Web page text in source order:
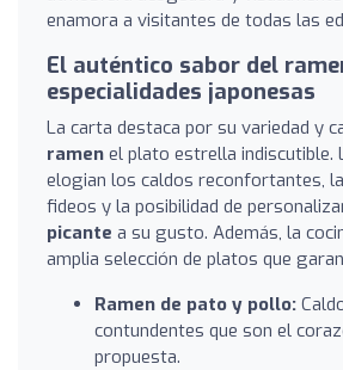
enamora a visitantes de todas las
El auténtico sabor del
especialidades japonesas
La carta destaca por su variedad y
ramen el plato estrella indiscutible.
elogian los caldos reconfortantes,
fideos y la posibilidad de
picante a su gusto. Además, la
amplia selección de platos que
Ramen de pato y pollo:
contundentes que son el
propuesta.